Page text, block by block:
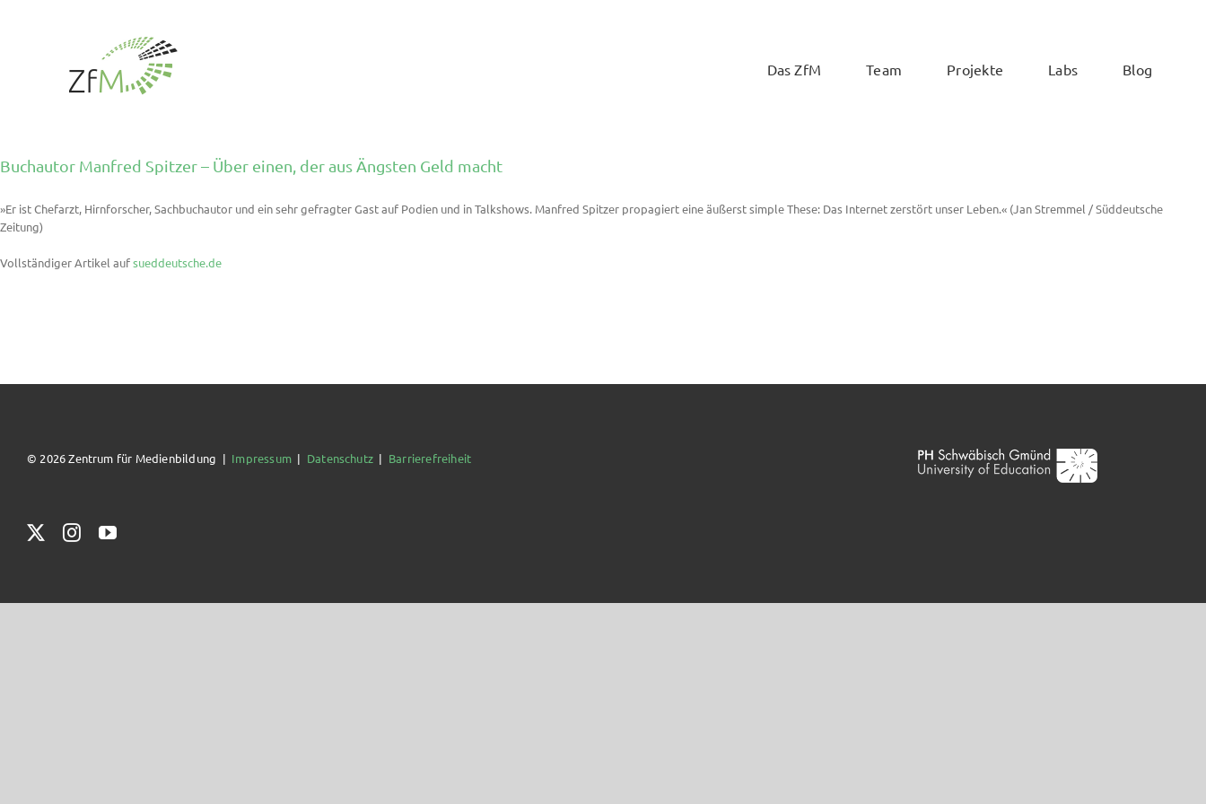
Das ZfM Team Projekte Labs Blog
Buchautor Manfred Spitzer – Über einen, der aus Ängsten Geld macht
»Er ist Chefarzt, Hirnforscher, Sachbuchautor und ein sehr gefragter Gast auf Podien und in Talkshows. Manfred Spitzer propagiert eine äußerst simple These: Das Internet zerstört unser Leben.« (Jan Stremmel / Süddeutsche
Zeitung)
Vollständiger Artikel aufsueddeutsche.de
© 2026 Zentrum für Medienbildung | Impressum| Datenschutz | Barrierefreiheit